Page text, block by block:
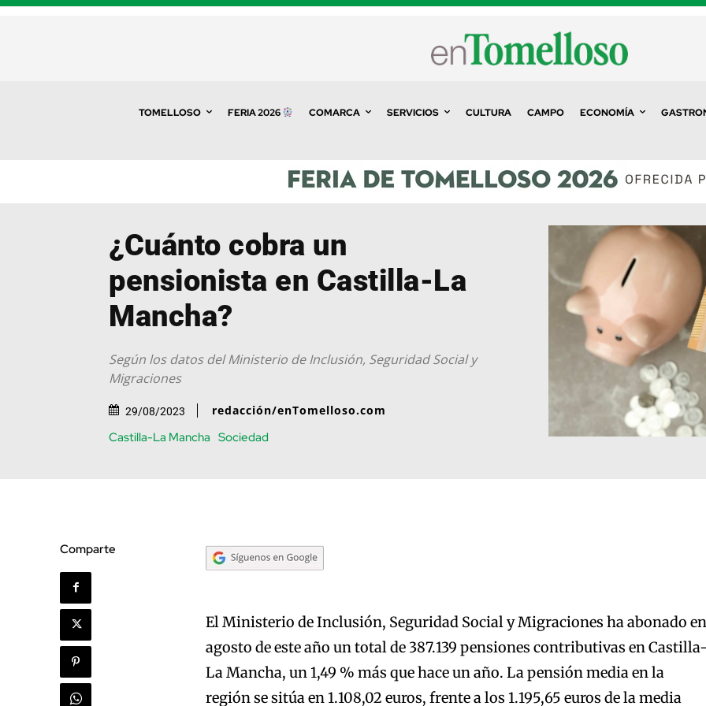
TOMELLOSO FERIA 2026 COMARCA SERVICIOS CULTURA CAMPO ECONOMÍA
¿Cuánto cobra un
pensionista en Castilla-La
Mancha?
Según los datos del Ministerio de Inclusión, Seguridad Social y
Migraciones
29/08/2023 redacción/enTomelloso.com
Castilla-La Mancha Sociedad
Comparte
El Ministerio de Inclusión, Seguridad Social y Migraciones ha abonado en
agosto de este año un total de 387.139 pensiones contributivas en
La Mancha, un 1,49 % más que hace un año. La pensión media en la
región se sitúa en 1.108,02 euros, frente a los 1.195,65 euros de la media